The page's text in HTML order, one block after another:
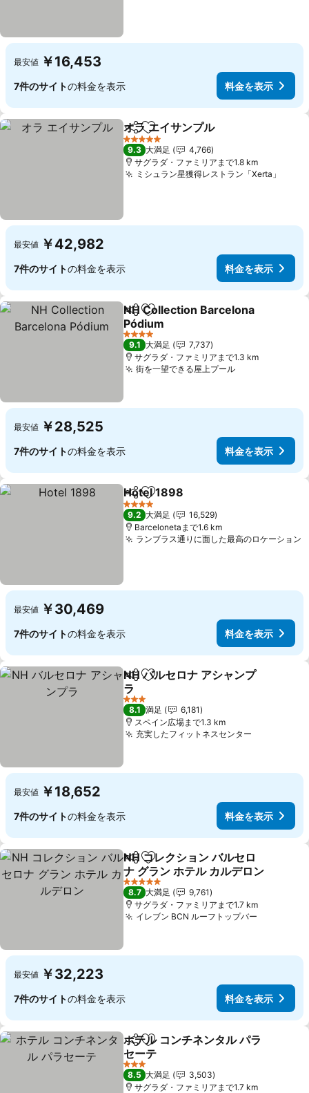
最安値 ￥16,453
7件のサイトの料金を表示 料金を表示
シェアお気に入りに追加
オラ エイサンプル
5 ホテルのランク
9.3 大満足
4,766
サグラダ・ファミリアまで1.8 km
ミシュラン星獲得レストラン「Xerta」
最安値 ￥42,982
7件のサイトの料金を表示 料金を表示
シェアお気に入りに追加
NH Collection Barcelona
Pódium
料金を表示
4 ホテルのランク
9.1 大満足
7,737
サグラダ・ファミリアまで1.3 km
街を一望できる屋上プール料金を表示
最安値 ￥28,525
7件のサイトの料金を表示 料金を表示
シェアお気に入りに追加
Hotel 1898
4 ホテルのランク
9.2 大満足
16,529
Barcelonetaまで1.6 km
ランブラス通りに面した最高のロケーション
最安値 ￥30,469
7件のサイトの料金を表示 料金を表示
シェアお気に入りに追加
NH バルセロナ アシャンプ
ラ
料金を表示
3 ホテルのランク
8.1 満足
6,181
スペイン広場まで1.3 km
充実したフィットネスセンター
最安値 ￥18,652
7件のサイトの料金を表示 料金を表示
シェアお気に入りに追加
NH コレクション バルセロ
ナ グラン ホテル カルデロン
料金を表示
5 ホテルのランク
8.7 大満足
9,761
サグラダ・ファミリアまで1.7 km
イレブン BCN ルーフトップバー
最安値 ￥32,223
7件のサイトの料金を表示 料金を表示
シェアお気に入りに追加
ホテル コンチネンタル パラ
セーテ
料金を表示
3 ホテルのランク
8.5 大満足
3,503
サグラダ・ファミリアまで1.7 km